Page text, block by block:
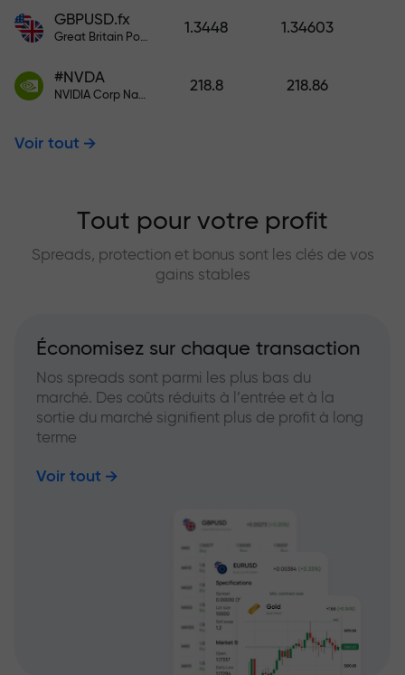
GBPUSD.fx
Great Britain Pound vs US Dollar
1.3448 1.34603
#NVDA
NVIDIA Corp Nasdaq Stock Exchange (Nasdaq) USD
218.8 218.86
Voir tout
Tout pour votre profit
Spreads, protection et bonus sont les clés de vos
gains stables
Économisez sur chaque transaction
Nos spreads sont parmi les plus bas du
marché. Des coûts réduits à l’entrée et à la
sortie du marché signifient plus de profit à long
terme
Voir tout